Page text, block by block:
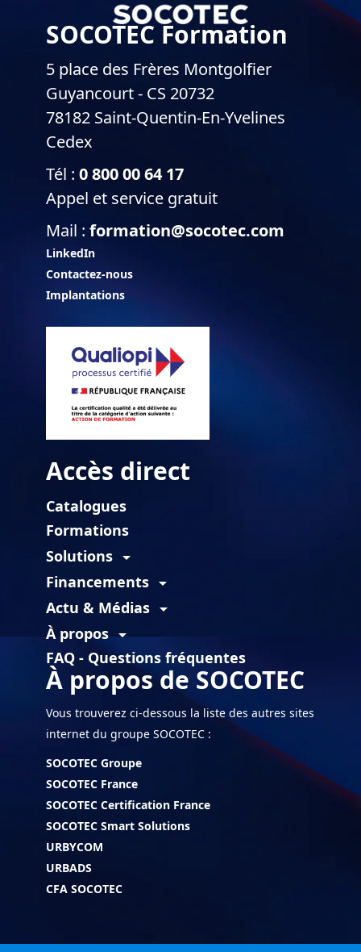
SOCOTEC Formation
5 place des Frères Montgolfier
Guyancourt - CS 20732
78182 Saint-Quentin-En-Yvelines
Cedex
Tél : 0 800 00 64 17
Appel et service gratuit
Mail : formation@socotec.com
LinkedIn
Contactez-nous
Implantations
Accès direct
Catalogues
Formations
Solutions arrow_drop_down
Financements arrow_drop_down
Actu & Médias arrow_drop_down
À proposarrow_drop_down
FAQ - Questions fréquentes
À propos de SOCOTEC
Vous trouverez ci-dessous la liste des autres sites
internet du groupe SOCOTEC :
SOCOTEC Groupe
SOCOTEC France
SOCOTEC Certification France
SOCOTEC Smart Solutions
URBYCOM
URBADS
CFA SOCOTEC